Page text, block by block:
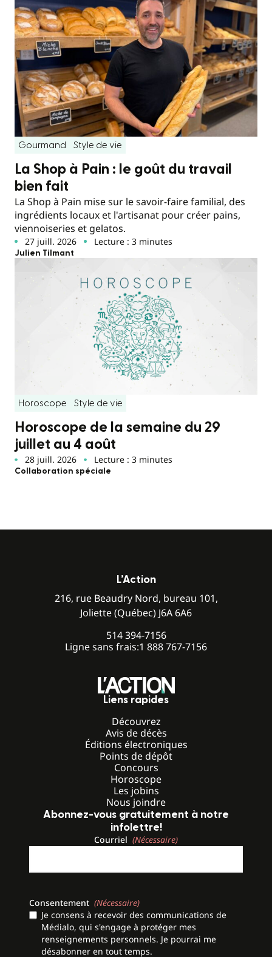
Gourmand Style de vie
La Shop à Pain : le goût du travail
bien fait
La Shop à Pain mise sur le savoir-faire familial, des
ingrédients locaux et l'artisanat pour créer pains,
viennoiseries et gelatos.
27 juill. 2026 Lecture : 3 minutes
Julien Tilmant
Horoscope Style de vie
Horoscope de la semaine du 29
juillet au 4 août
28 juill. 2026 Lecture : 3 minutes
Collaboration spéciale
L’Action
216, rue Beaudry Nord, bureau 101,
Joliette (Québec) J6A 6A6
514 394-7156
Ligne sans frais:1 888 767-7156
Liens rapides
Découvrez
Avis de décès
Éditions électroniques
Points de dépôt
Concours
Horoscope
Les jobins
Nous joindre
Abonnez-vous gratuitement à notre
infolettre!
Courriel (Nécessaire)
Consentement (Nécessaire)
Je consens à recevoir des communications de
Médialo, qui s'engage à protéger mes
renseignements personnels. Je pourrai me
désabonner en tout temps.